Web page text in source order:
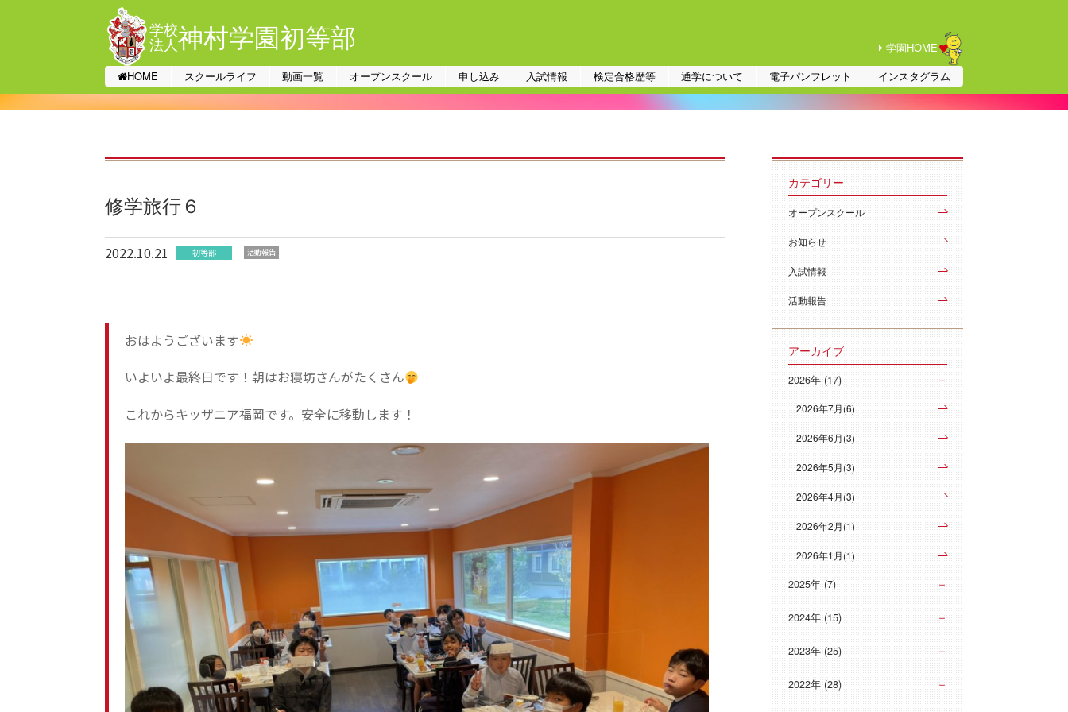
学校
法人神村学園初等部
学園HOME
HOME
スクールライフ 動画一覧 オープンスクール 申し込み 入試情報 検定合格歴等 通学について 電子パンフレット インスタグラム
修学旅行６
2022.10.21 初等部 活動報告
おはようございます
いよいよ最終日です！朝はお寝坊さんがたくさん
これからキッザニア福岡です。安全に移動します！
カテゴリー
オープンスクール
お知らせ
入試情報
活動報告
アーカイブ
2026年 (17)
2026年7月(6)
2026年6月(3)
2026年5月(3)
2026年4月(3)
2026年2月(1)
2026年1月(1)
2025年 (7)
2024年 (15)
2023年 (25)
2022年 (28)